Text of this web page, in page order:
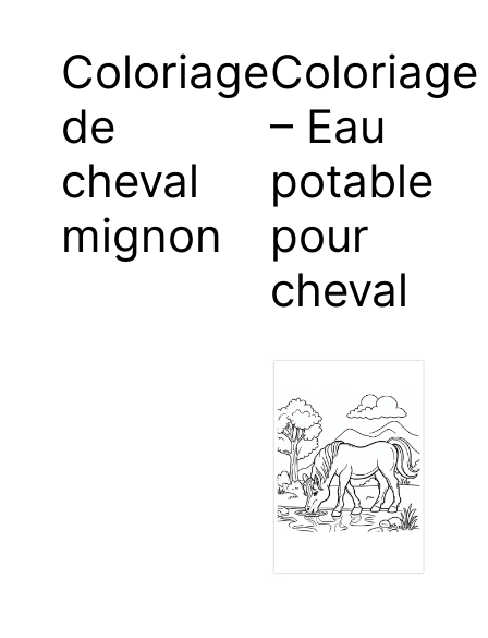
Coloriage
de
cheval
mignon
Coloriage
– Eau
potable
pour
cheval